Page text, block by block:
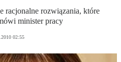
racjonalne rozwiązania, które
minister pracy
02:55